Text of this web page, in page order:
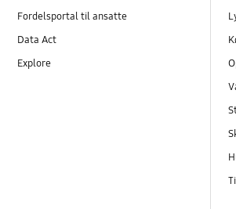
Fordelsportal til ansatte
Data Act
Explore